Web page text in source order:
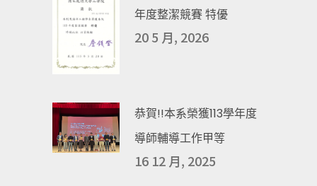
年度整潔競賽 特優
20 5 月, 2026
恭賀!!本系榮獲113學年度
導師輔導工作甲等
16 12 月, 2025